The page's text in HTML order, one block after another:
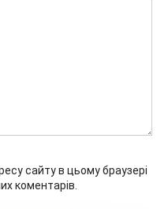
сайту в цьому браузері
коментарів.